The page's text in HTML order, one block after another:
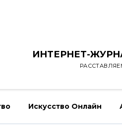
ИНТЕРНЕТ-
Искусство Онлайн